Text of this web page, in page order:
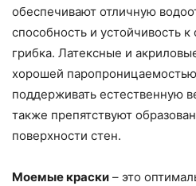
обеспечивают отличную
способность и устойчивость
грибка. Латексные и
хорошей
поддерживать естественную
также препятствуют
поверхности стен.
Моемые краски – это